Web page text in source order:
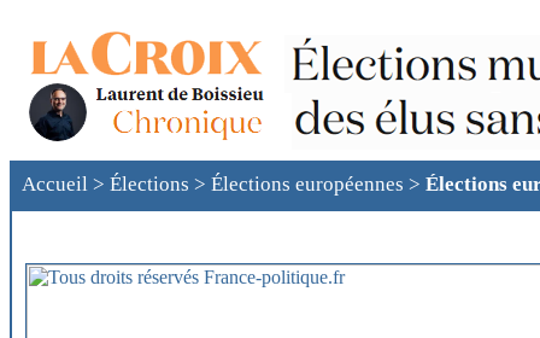
Accueil > Élections > Élections européennes > Élections